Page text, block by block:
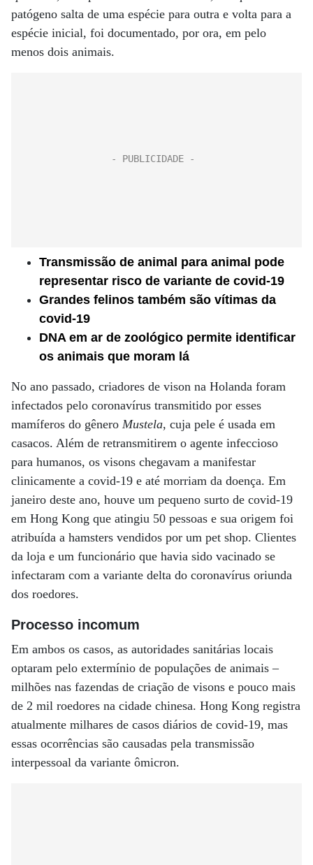
patógeno salta de uma espécie para outra e volta para a
espécie inicial, foi documentado, por ora, em pelo
menos dois animais.
Transmissão de animal para animal pode
representar risco de variante de covid-19
Grandes felinos também são vítimas da
covid-19
DNA em ar de zoológico permite identificar
os animais que moram lá
No ano passado, criadores de vison na Holanda foram
infectados pelo coronavírus transmitido por esses
mamíferos do gênero Mustela, cuja pele é usada em
casacos. Além de retransmitirem o agente infeccioso
para humanos, os visons chegavam a manifestar
clinicamente a covid-19 e até morriam da doença. Em
janeiro deste ano, houve um pequeno surto de covid-19
em Hong Kong que atingiu 50 pessoas e sua origem foi
atribuída a hamsters vendidos por um pet shop. Clientes
da loja e um funcionário que havia sido vacinado se
infectaram com a variante delta do coronavírus oriunda
dos roedores.
Processo incomum
Em ambos os casos, as autoridades sanitárias locais
optaram pelo extermínio de populações de animais –
milhões nas fazendas de criação de visons e pouco mais
de 2 mil roedores na cidade chinesa. Hong Kong registra
atualmente milhares de casos diários de covid-19, mas
essas ocorrências são causadas pela transmissão
interpessoal da variante ômicron.